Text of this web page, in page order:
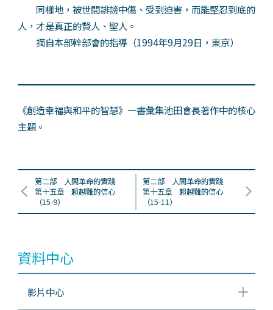
同樣地，被世間誹謗中傷、受到迫害，而能堅忍到底的
人，才是真正的賢人、聖人。
摘自本部幹部會的指導（1994年9月29日，東京）
《創造幸福與和平的智慧》一書彙集池田會長著作中的核心
主題。
第二部 人間革命的實踐
第十五章 超越難的信心
（15-9）
第二部 人間革命的實踐
第十五章 超越難的信心
（15-11）
資料中心
影片中心